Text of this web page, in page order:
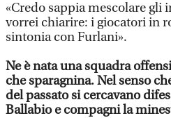
«Credo sappia mescolare gli
vorrei chiarire: i giocatori in
sintonia con Furlani».
Ne è nata una squadra
che sparagnina. Nel senso
del passato si cercavano
Ballabio e compagni la